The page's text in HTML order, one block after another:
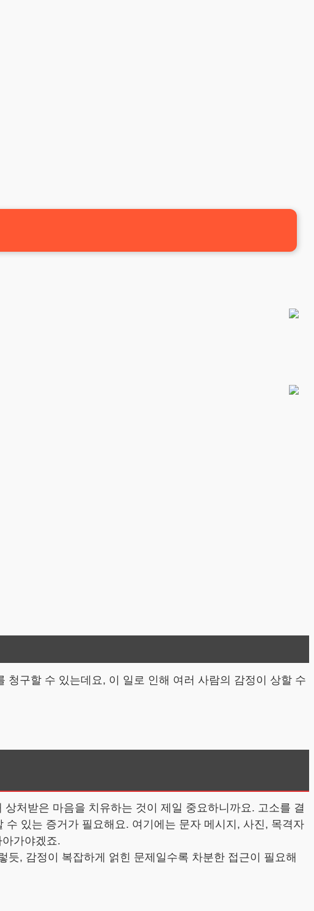
구할 수 있는데요, 이 일로 인해 여러 사람의 감정이 상할 수
처받은 마음을 치유하는 것이 제일 중요하니까요. 고소를 결
있는 증거가 필요해요. 여기에는 문자 메시지, 사진, 목격자
가야겠죠.
, 감정이 복잡하게 얽힌 문제일수록 차분한 접근이 필요해